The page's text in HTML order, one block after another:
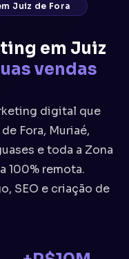
Juiz de Fora
em Juiz
vendas
digital que
Fora, Muriaé,
e toda a Zona
100% remota.
SEO e criação de